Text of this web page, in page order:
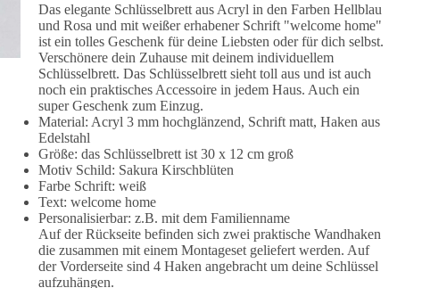
Das elegante Schlüsselbrett aus Acryl in den Farben Hellblau
und Rosa und mit weißer erhabener Schrift "welcome home"
ist ein tolles Geschenk für deine Liebsten oder für dich selbst.
Verschönere dein Zuhause mit deinem individuellem
Schlüsselbrett. Das Schlüsselbrett sieht toll aus und ist auch
noch ein praktisches Accessoire in jedem Haus. Auch ein
super Geschenk zum Einzug.
Material: Acryl 3 mm hochglänzend, Schrift matt, Haken aus
Edelstahl
Größe: das Schlüsselbrett ist 30 x 12 cm groß
Motiv Schild: Sakura Kirschblüten
Farbe Schrift: weiß
Text: welcome home
Personalisierbar: z.B. mit dem Familienname
Auf der Rückseite befinden sich zwei praktische Wandhaken
die zusammen mit einem Montageset geliefert werden. Auf
der Vorderseite sind 4 Haken angebracht um deine Schlüssel
aufzuhängen.